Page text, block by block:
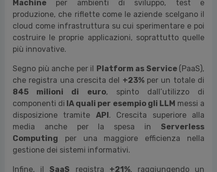
In particolare, all’interno del Public & Hybrid
Cloud, lo IaaSha toccato il valore di2,1 miliardi di
euro(+42%sul 2023), posizionandosi per la prima
volta come componente principale nel mix
complessivo (
infrastrutturali di computazione, con un forte
incremento registrato nella spesa delleVirtual
Machineper ambienti di sviluppo, test e
produzione, che riflette come le aziende scelgano il
cloud come infrastruttura su cui sperimentare e poi
costruire le proprie applicazioni, soprattutto quelle
più innovative.
Segno più anche per ilPlatform as Service
che registra una crescita del+23%per un totale di